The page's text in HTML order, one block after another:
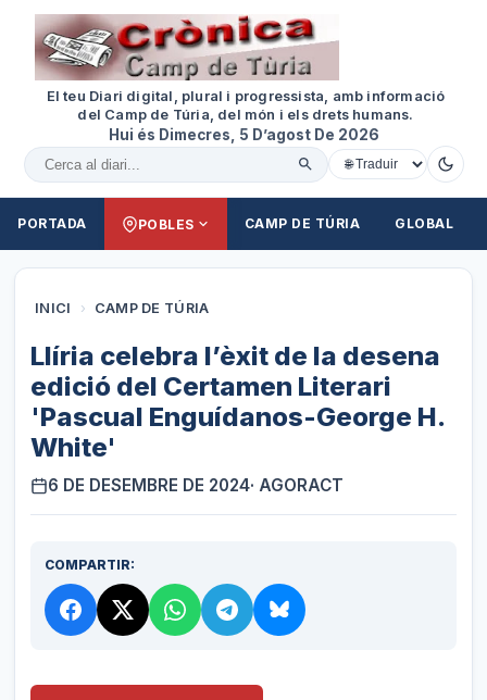
El teu Diari digital, plural i progressista, amb informació
del Camp de Túria, del món i els drets humans.
Hui és Dimecres, 5 D’agost De 2026
Cercar al diari
PORTADA POBLES CAMP DE TÚRIA GLOBAL
INICI › CAMP DE TÚRIA
Llíria celebra l’èxit de la desena
edició del Certamen Literari
'Pascual Enguídanos-George H.
White'
6 DE DESEMBRE DE 2024· AGORACT
COMPARTIR: